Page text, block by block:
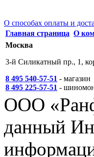
О способах оплаты и
Главная страница О
Москва
3-й Силикатный пр., 1,
8 495 540-57-51 - магазин
8 495 225-57-51 -
ООО
данный